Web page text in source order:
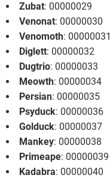
Zubat: 00000029
Venonat: 00000030
Venomoth: 00000031
Diglett: 00000032
Dugtrio: 00000033
Meowth: 00000034
Persian: 00000035
Psyduck: 00000036
Golduck: 00000037
Mankey: 00000038
Primeape: 00000039
Kadabra: 00000040